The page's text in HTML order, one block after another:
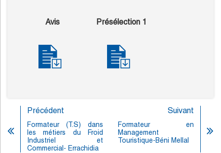
Avis Présélection 1
Formateur (T.S) dans
les métiers du Froid
Industriel et
Commercial- Errachidia
Formateur en
Management
Touristique-Béni Mellal
Précédent Suivant